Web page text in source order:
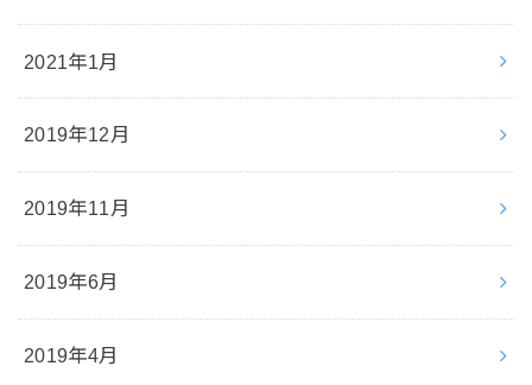
2021年1月
2019年12月
2019年11月
2019年6月
2019年4月